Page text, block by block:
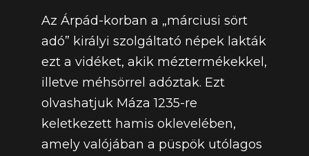
Az Árpád-korban a „márciusi sört
adó” királyi szolgáltató népek lakták
ezt a vidéket, akik méztermékekkel,
illetve méhsörrel adóztak. Ezt
olvashatjuk Máza 1235-re
keletkezett hamis oklevelében,
amely valójában a püspök utólagos